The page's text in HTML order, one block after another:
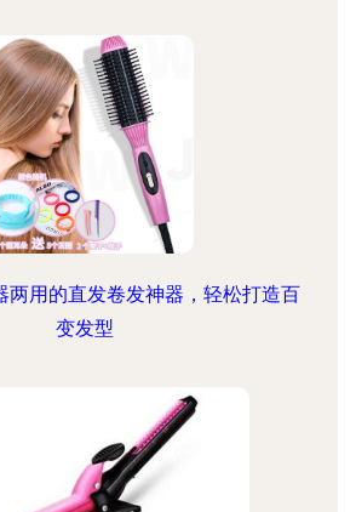
两用的直发卷发神器，轻松打造百
变发型